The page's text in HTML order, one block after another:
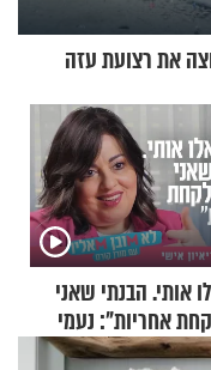
את רצועת עזה
אותי. הבנתי שאני
אחריות": נעמי
אישי